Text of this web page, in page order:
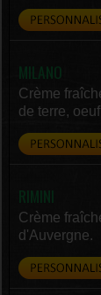
MILANO
Crème
de terre,
RIMINI
Crème
d'Auvergne.